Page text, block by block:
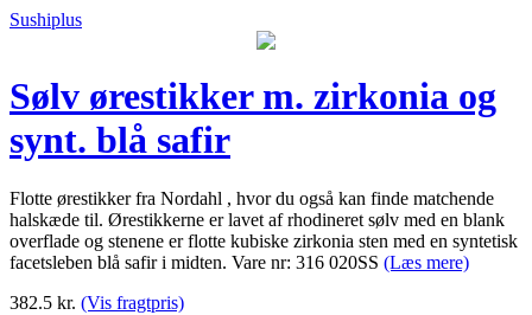
Sushiplus
Sølv ørestikker m. zirkonia og
synt. blå safir
Flotte ørestikker fra Nordahl , hvor du også kan finde matchende
halskæde til. Ørestikkerne er lavet af rhodineret sølv med en blank
overflade og stenene er flotte kubiske zirkonia sten med en syntetisk
facetsleben blå safir i midten. Vare nr: 316 020SS (Læs mere)
382.5 kr. (Vis fragtpris)